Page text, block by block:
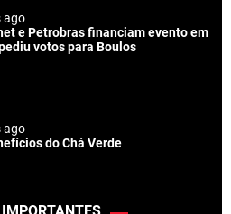
ago
e Petrobras financiam evento em
votos para Boulos
ago
do Chá Verde